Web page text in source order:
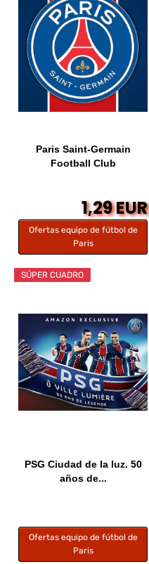
Paris Saint-Germain
Football Club
1,29 EUR
Ofertas equipo de fútbol de
Paris
SÚPER CUADRO
PSG Ciudad de la luz. 50
años de...
Ofertas equipo de fútbol de
Paris